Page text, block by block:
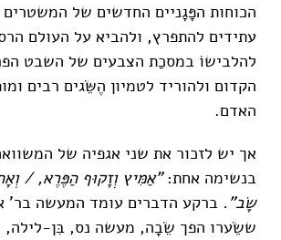
הכוחות הפָּגָניים החדשים של המשטרים
עתידים להתפרץ, ולהביא על העולם
להלבישוֹ במסכַת הצבעים של השבט
הקדום ולהוריד לטמיון הֶשֵּׂגים רבים
האדם.
אך יש לזכור את שני אגפיה של
בנשימה אחת:"אַמִּיץ וְזָקוּף הַפֶּרֶא, /
שָׂב". ברקע הדברים עומד המעשה בר'
ששֵׂערו הפך שֵׂבָה, מעשה נס, בִּן-לילה,